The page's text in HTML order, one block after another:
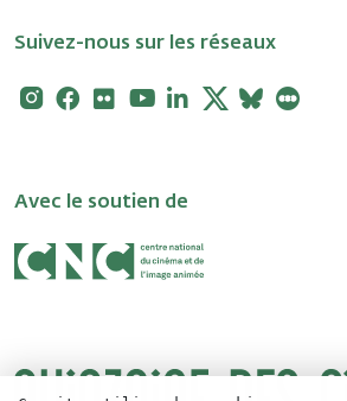
Suivez-nous sur les réseaux
Instagram
Facebook
FlickrYoutubeLinkedin
X Bluesky
Avec le soutien de